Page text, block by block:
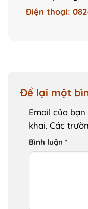
Điện thoại:
Để lại một
Email của
khai. Các
Bình luận *